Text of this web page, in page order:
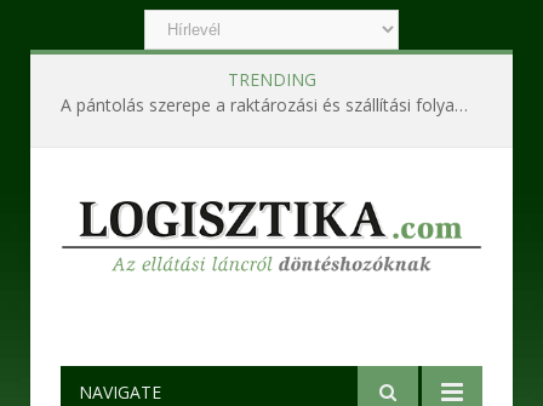
TRENDING
A pántolás szerepe a raktározási és szállítási folyamatokban
NAVIGATE